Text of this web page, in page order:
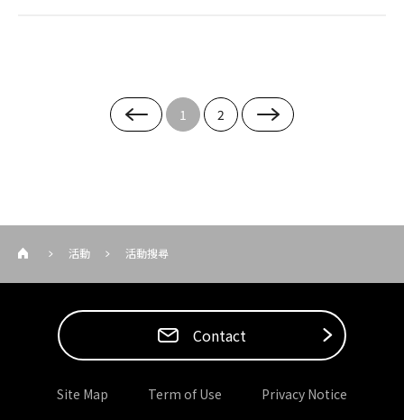
1 2
活動 活動搜尋
Contact
Site Map Term of Use Privacy Notice